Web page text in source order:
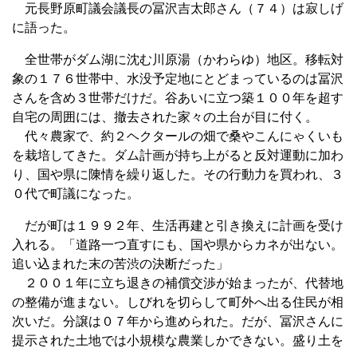
元長野原町議会議長の冨沢吉太郎さん（７４）は寂しげ
に語った。
全世帯がダム湖に沈む川原湯（かわらゆ）地区。移転対
象の１７６世帯中、水没予定地にとどまっているのは冨沢
さんを含め３世帯だけだ。谷あいに立つ築１００年を超す
自宅の周囲には、撤去された家々の土台が目に付く。
代々農家で、約２ヘクタールの畑で桑やこんにゃくいも
を栽培してきた。ダム計画が持ち上がると反対運動に加わ
り、国や県に陳情を繰り返した。その行動力を買われ、３
０代で町議になった。
だが町は１９９２年、生活再建と引き換えに計画を受け
入れる。「道路一つ直すにも、国や県からカネが出ない。
追い込まれた末の苦渋の決断だった」
２００１年に立ち退きの補償交渉が始まったが、代替地
の整備が進まない。しびれを切らして町外へ出る住民が相
次いだ。分譲は０７年から進められた。だが、冨沢さんに
提示された土地では小規模な農業しかできない。盛り土を